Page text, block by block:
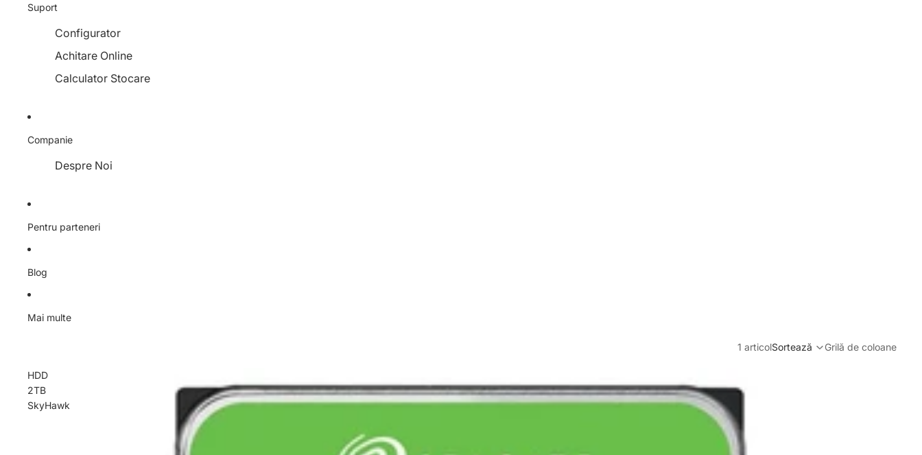
Suport
Configurator
Achitare Online
Calculator Stocare
Companie
Despre Noi
Pentru parteneri
Blog
Mai multe
1 articolSortează Grilă de coloane
HDD
2TB
SkyHawk